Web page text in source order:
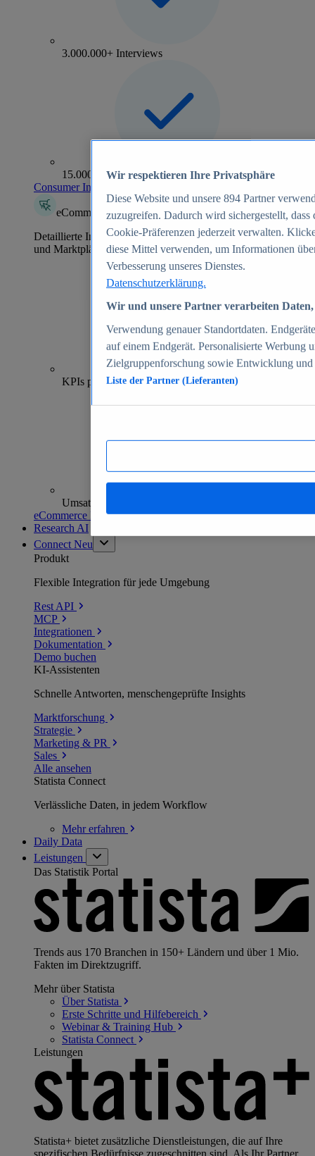
3.000.000+ Interviews
15.000+ Marken
Consumer Insights entdecken
eCommerce Insights
Detaillierte Informationen zu mehr als 39.000 Online-Shops
und Marktplätzen
70+
KPIs pro Shop
Umsatzanalysen und -prognosen
eCommerce Insights entdecken
Research AI
Connect Neu
Produkt
Flexible Integration für jede Umgebung
Rest API
MCP
Integrationen
Dokumentation
Demo buchen
KI-Assistenten
Schnelle Antworten, menschengeprüfte Insights
Marktforschung
Strategie
Marketing & PR
Sales
Alle ansehen
Statista Connect
Verlässliche Daten, in jedem Workflow
Mehrerfahren
Daily Data
Leistungen
Das Statistik Portal
Trends aus 170 Branchen in 150+ Ländern und über 1 Mio.
Fakten im Direktzugriff.
Mehr über Statista
Über Statista
Erste Schritte und Hilfebereich
Webinar & Training Hub
Statista Connect
Leistungen
Statista+ bietet zusätzliche Dienstleistungen, die auf Ihre
spezifischen Bedürfnisse zugeschnitten sind. Als Ihr Partner
Wir respektieren Ihre Privatsphäre
Diese Website und unsere 894 Partner
zuzugreifen. Dadurch wird sichergestellt,
Cookie-Präferenzen jederzeit verwalten.
diese Mittel verwenden, um Informationen
Verbesserung unseres Dienstes.
Datenschutzerklärung.
Wir und unsere Partner verarbeiten
Verwendung genauer Standortdaten.
auf einem Endgerät. Personalisierte Werbung
Zielgruppenforschung sowie Entwicklung
Liste der Partner (Lieferanten)